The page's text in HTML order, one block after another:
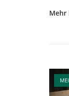
"RTL
aus
Mehr
Open post